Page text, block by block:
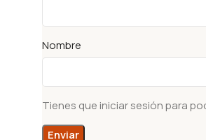
Nombre
Tienes que iniciar sesión para